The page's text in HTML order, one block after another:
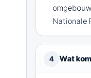
Nationale
4 Wat